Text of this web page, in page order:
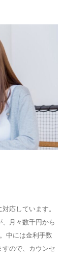
対応しています。
月々数千円から
中には金利手数
ので、カウンセ